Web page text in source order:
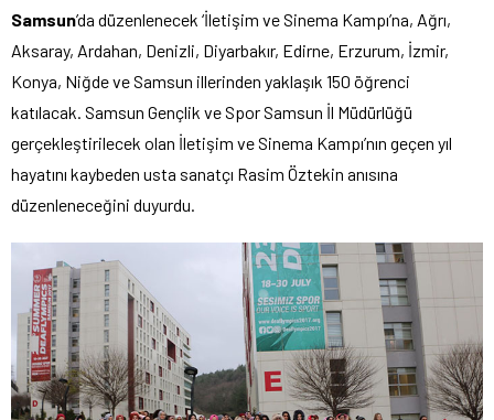
Samsun’da düzenlenecek ‘İletişim ve Sinema Kampı’na, Ağrı,
Aksaray, Ardahan, Denizli, Diyarbakır, Edirne, Erzurum, İzmir,
Konya, Niğde ve Samsun illerinden yaklaşık 150 öğrenci
katılacak. Samsun Gençlik ve Spor Samsun İl Müdürlüğü
gerçekleştirilecek olan İletişim ve Sinema Kampı’nın geçen yıl
hayatını kaybeden usta sanatçı Rasim Öztekin anısına
düzenleneceğini duyurdu.